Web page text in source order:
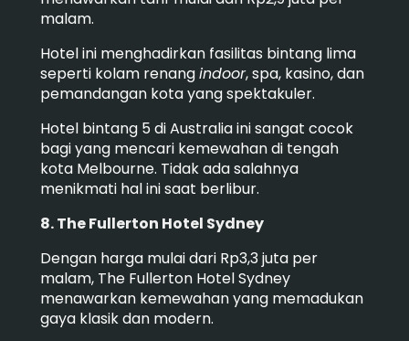
malam.
Hotel ini menghadirkan fasilitas bintang lima
seperti kolam renangindoor, spa, kasino, dan
pemandangan kota yang spektakuler.
Hotel bintang 5 di Australia ini sangat cocok
bagi yang mencari kemewahan di tengah
kota Melbourne. Tidak ada salahnya
menikmati hal ini saat berlibur.
8. The Fullerton Hotel Sydney
Dengan harga mulai dari Rp3,3 juta per
malam, The Fullerton Hotel Sydney
menawarkan kemewahan yang memadukan
gaya klasik dan modern.